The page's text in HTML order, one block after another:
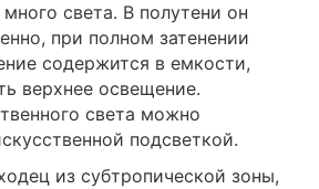
света. В полутени он
при полном затенении
содержится в емкости,
верхнее освещение.
света можно
подсветкой.
из субтропической зоны,